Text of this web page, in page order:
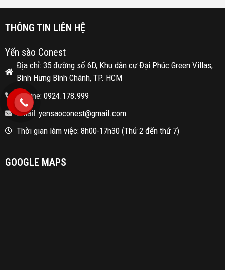
THÔNG TIN LIÊN HỆ
Yến sào Conest
Địa chỉ: 35 đường số 6D, Khu dân cư Đại Phúc Green Villas,
Bình Hưng Bình Chánh, TP. HCM
Hotline: 0924.178.999
Email: yensaoconest@gmail.com
Thời gian làm việc: 8h00-17h30 (Thứ 2 đến thứ 7)
GOOGLE MAPS